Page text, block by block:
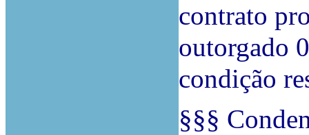
contrato
outorgado
condição
§§§